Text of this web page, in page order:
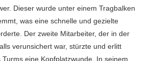
Dieser wurde unter einem Tragbalken
was eine schnelle und gezielte
Der zweite Mitarbeiter, der in der
verunsichert war, stürzte und erlitt
Turms eine Kopfplatzwunde. In seinem